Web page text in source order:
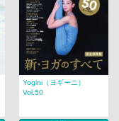
Yogini（ヨギーニ）
Vol.50